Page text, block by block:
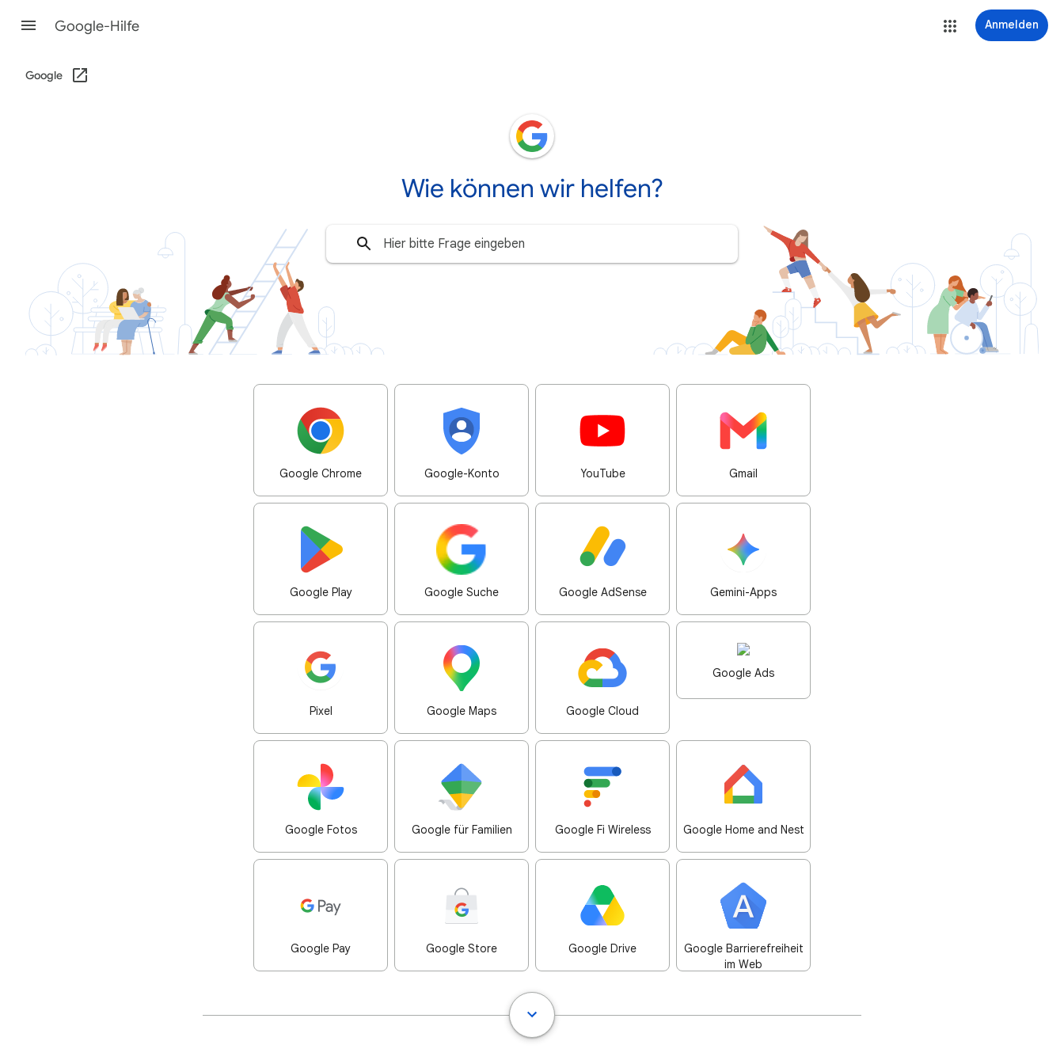
Google-Hilfe Anmelden
Google
Wie können wir helfen?
Google Chrome Google-Konto YouTube Gmail
Google Play Google Suche Google AdSense Gemini-Apps
Pixel Google Maps Google Cloud
Google Ads
Google Fotos Google für Familien Google Fi Wireless Google Home and Nest
Google Pay Google Store Google Drive
Google Barrierefreiheit
im Web